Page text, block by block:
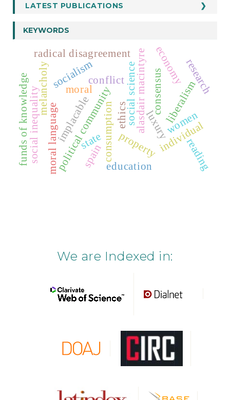
LATEST PUBLICATIONS
KEYWORDS
alasdair macintyre
social science
political community
conflict consensus
radical disagreement
ethics
moral language luxury
consumption
moral
economy
melancholy liberalism
property
implacable
socialism
individual
state
social inequality
education
research
reading
funds of knowledge spain
women
We are Indexed in: